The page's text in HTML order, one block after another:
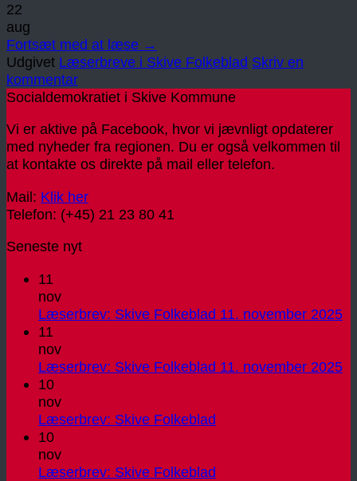
22
aug
Fortsæt med at læse →
Udgivet Læserbreve i Skive Folkeblad Skriv en
kommentar
Socialdemokratiet i Skive Kommune
Vi er aktive på Facebook, hvor vi jævnligt opdaterer
med nyheder fra regionen. Du er også velkommen til
at kontakte os direkte på mail eller telefon.
Mail: Klik her
Telefon: (+45) 21 23 80 41
Seneste nyt
11
nov
Læserbrev: Skive Folkeblad 11. november 2025
11
nov
Læserbrev: Skive Folkeblad 11. november 2025
10
nov
Læserbrev: Skive Folkeblad
Læserbrev:
10
nov
Læserbrev: Skive Folkeblad